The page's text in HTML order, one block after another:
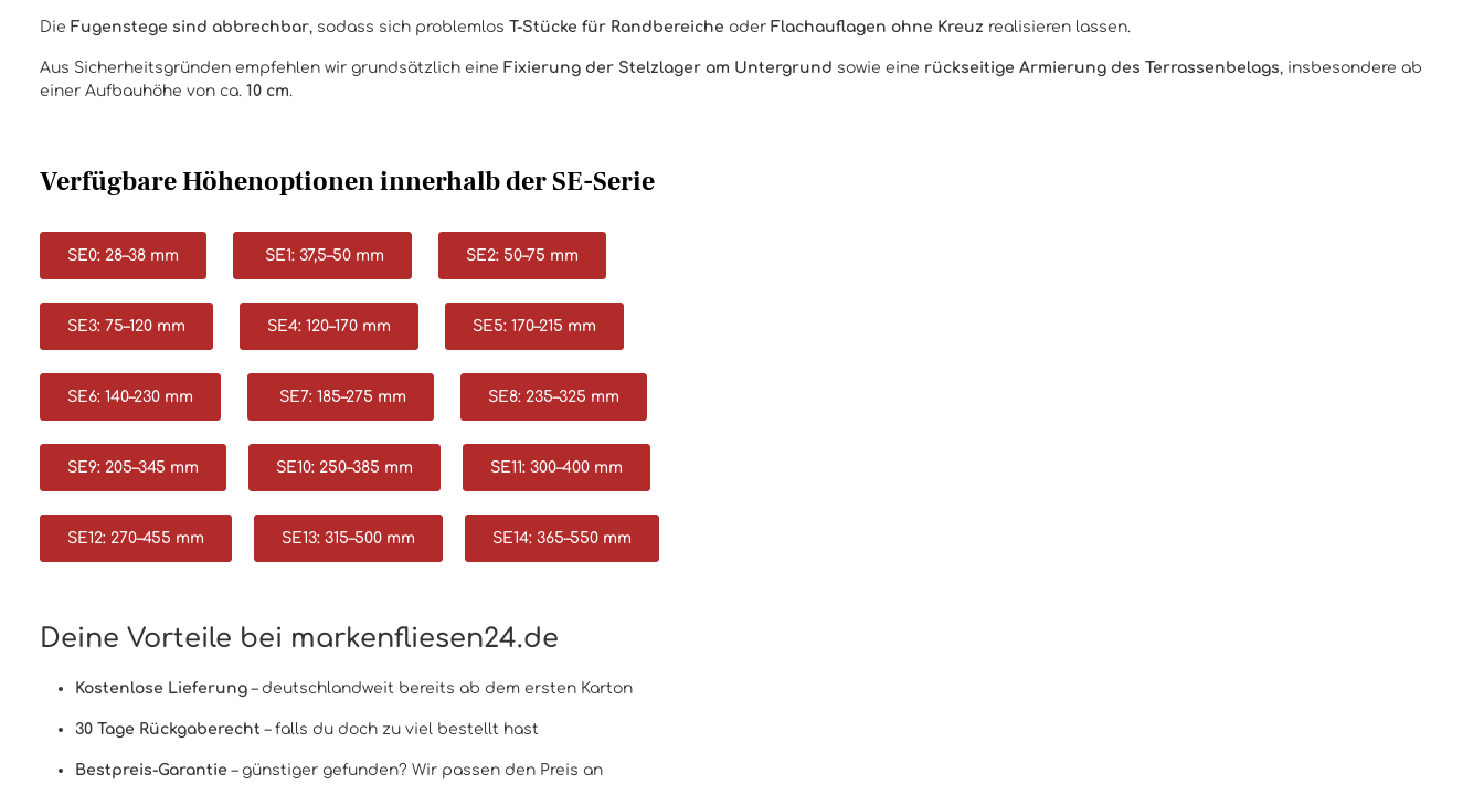
Die Fugenstege sind abbrechbar, sodass sich problemlos T-Stücke für Randbereiche oder Flachauflagen ohne Kreuz realisieren lassen.
Aus Sicherheitsgründen empfehlen wir grundsätzlich eine Fixierung der Stelzlager am Untergrund sowie eine rückseitige Armierung des Terrassenbelags, insbesondere ab
einer Aufbauhöhe von ca. 10 cm.
Verfügbare Höhenoptionen innerhalb der SE-Serie
SE0: 28–38 mm SE1: 37,5–50 mm SE2: 50–75 mm
SE3: 75–120 mm SE4: 120–170 mm SE5: 170–215 mm
SE6: 140–230 mm SE7: 185–275 mm SE8: 235–325 mm
SE9: 205–345 mm SE10: 250–385 mm SE11: 300–400 mm
SE12: 270–455 mm SE13: 315–500 mm SE14: 365–550 mm
Deine Vorteile bei markenfliesen24.de
Kostenlose Lieferung – deutschlandweit bereits ab dem ersten Karton
30 Tage Rückgaberecht – falls du doch zu viel bestellt hast
Bestpreis-Garantie – günstiger gefunden? Wir passen den Preis an